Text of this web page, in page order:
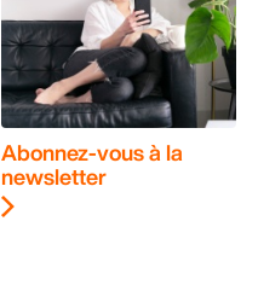
Abonnez-vous à la
newsletter